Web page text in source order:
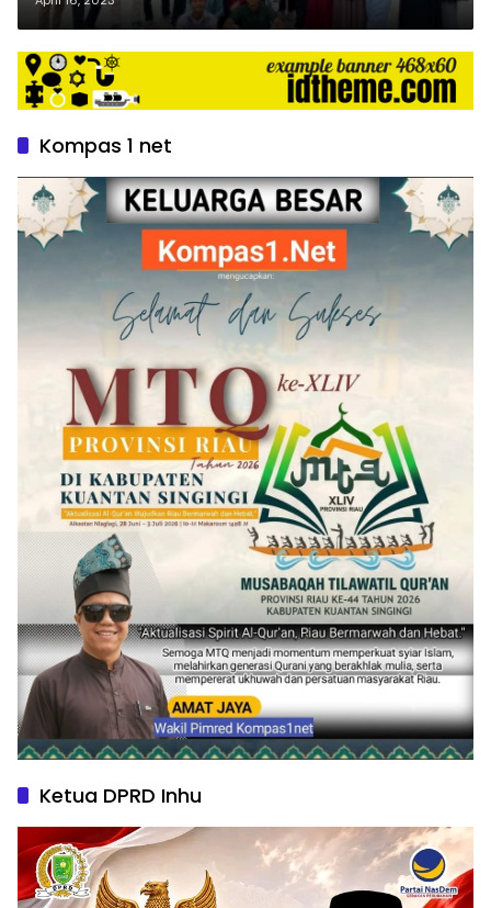
Sembako, Alquran dan Juz Amma
Dibagikan
Kompas 1 net
Ketua DPRD Inhu